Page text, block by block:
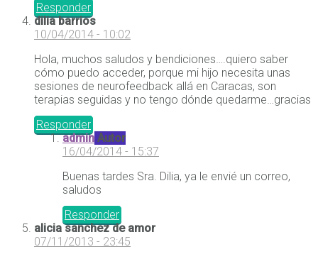
Responder
dilia barrios
10/04/2014 - 10:02
Hola, muchos saludos y bendiciones….quiero saber
cómo puedo acceder, porque mi hijo necesita unas
sesiones de neurofeedback allá en Caracas, son
terapias seguidas y no tengo dónde quedarme…gracias
Responder
admin Autor
16/04/2014 - 15:37
Buenas tardes Sra. Dilia, ya le envié un correo,
saludos
Responder
alicia sanchez de amor
07/11/2013 - 23:45